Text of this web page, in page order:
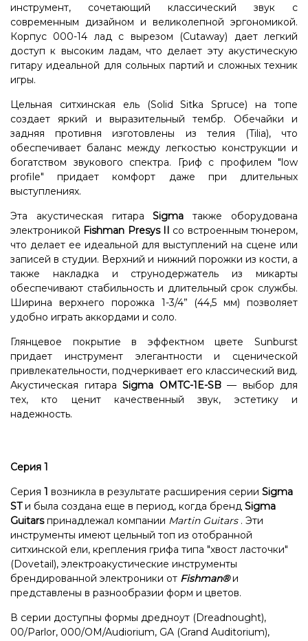
инструмент, сочетающий классический звук с
современным дизайном и великолепной эргономикой.
Корпус 000-14 лад с вырезом (Cutaway) дает легкий
доступ к высоким ладам, что делает эту акустическую
гитару идеальной для сольных партий и сложных техник
игры.
Цельная ситхинская ель (Solid Sitka Spruce) на топе
создает яркий и выразительный тембр. Обечайки и
задняя противня изготовлены из телия (Tilia), что
обеспечивает баланс между легкостью конструкции и
богатством звукового спектра. Гриф с профилем "low
profile" придает комфорт даже при длительных
выступлениях.
Эта акустическая гитараSigma также оборудована
электроникой Fishman Presys II со встроенным тюнером,
что делает ее идеальной для выступлений на сцене или
записей в студии. Верхний и нижний порожки из кости, а
также накладка и струнодержатель из микарты
обеспечивают стабильность и длительный срок службы.
Ширина верхнего порожка 1-3/4” (44,5 мм) позволяет
удобно играть аккордами и соло.
Глянцевое покрытие в эффектном цвете Sunburst
придает инструмент элегантности и сценической
привлекательности, подчеркивает его классический вид.
Акустическая гитара Sigma OMTC-1E-SB— выбор для
тех, кто ценит качественный звук, эстетику и
надежность.
Серия 1
Серия 1 возникла в результате расширения серии Sigma
STи была создана еще в период, когда бренд Sigma
Guitarsпринадлежал компании Martin Guitars. Эти
инструменты имеют цельный топ из отобранной
ситхинской ели, крепления грифа типа "хвост ласточки"
(Dovetail), электроакустические инструменты
брендированной электроники от Fishman®и
представлены в разнообразии форм и цветов.
В серии доступны формы дредноут (Dreadnought),
00/Parlor, 000/OM/Audiorium, GA (Grand Auditorium),